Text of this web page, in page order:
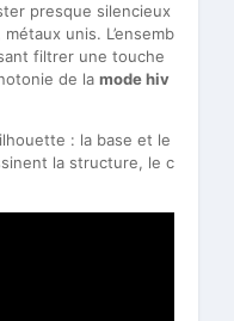
presque silencieux
unis. L’ensemb
filtrer une touche
de la mode hiv
: la base et le
la structure, le c